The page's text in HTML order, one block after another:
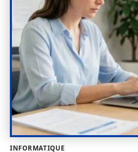
INFORMATIQUE